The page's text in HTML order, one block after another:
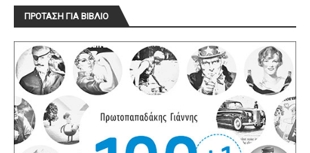
ΠΡΟΤΑΣΗ ΓΙΑ ΒΙΒΛΙΟ